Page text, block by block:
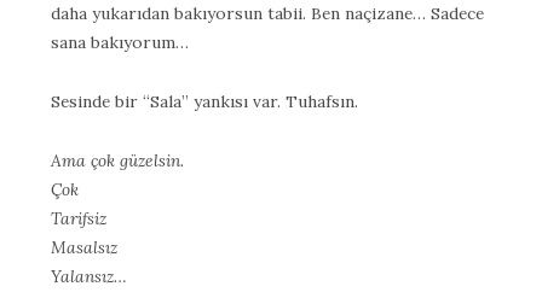
daha yukarıdan bakıyorsun tabii. Ben naçizane… Sadece
sana bakıyorum…
Sesinde bir “Sala” yankısı var. Tuhafsın.
Ama çok güzelsin.
Çok
Tarifsiz
Masalsız
Yalansız…